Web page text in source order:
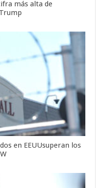
más alta de
en EEUUsuperan los